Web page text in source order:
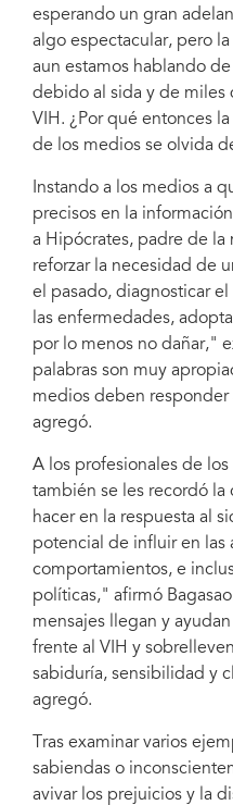
esperando un gran
algo espectacular, pero
aun estamos hablando
debido al sida y de miles
VIH. ¿Por qué entonces
de los medios se olvida
Instando a los medios a
precisos en la
a Hipócrates, padre de la
reforzar la necesidad de
el pasado, diagnosticar
las enfermedades,
por lo menos no dañar,"
palabras son muy
medios deben responder
agregó.
A los profesionales de
también se les recordó
hacer en la respuesta al
potencial de influir en las
comportamientos, e
políticas," afirmó
mensajes llegan y
frente al VIH y
sabiduría, sensibilidad y
agregó.
Tras examinar varios
sabiendas o
avivar los prejuicios y la